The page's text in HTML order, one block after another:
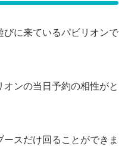
びに来ているパビリオンで
ンの当日予約の相性がと
スだけ回ることができま